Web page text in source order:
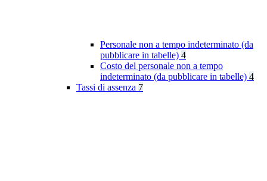
Personale non a tempo indeterminato (da
pubblicare in tabelle) 4
Costo del personale non a tempo
indeterminato (da pubblicare in tabelle) 4
Tassi di assenza 7